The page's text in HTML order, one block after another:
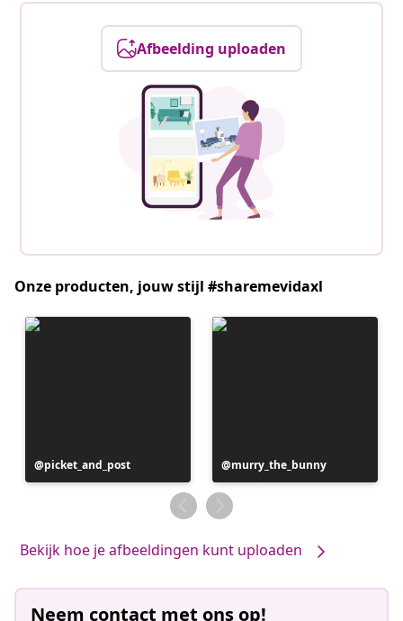
Afbeelding uploaden
Onze producten, jouw stijl #sharemevidaxl
Bericht
gepubliceerd
picket_and_post
Bericht
gepubliceerd
door
murry_the_bunny
Bekijk hoe je afbeeldingen kunt uploaden
Neem contact met ons op!